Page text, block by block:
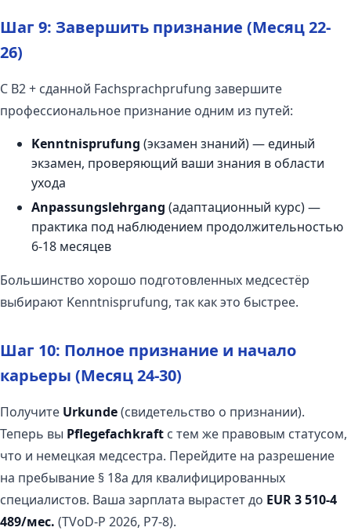
Шаг 9: Завершить признание (Месяц 22-
26)
С B2 + сданной Fachsprachprufung завершите
профессиональное признание одним из путей:
Kenntnisprufung (экзамен знаний) — единый
экзамен, проверяющий ваши знания в области
ухода
Anpassungslehrgang (адаптационный курс) —
практика под наблюдением продолжительностью
6-18 месяцев
Большинство хорошо подготовленных медсестёр
выбирают Kenntnisprufung, так как это быстрее.
Шаг 10: Полное признание и начало
карьеры (Месяц 24-30)
Получите Urkunde(свидетельство о признании).
Теперь вы Pflegefachkraft с тем же правовым статусом,
что и немецкая медсестра. Перейдите на разрешение
на пребывание § 18a для квалифицированных
специалистов. Ваша зарплата вырастет до EUR 3 510-4
489/мес. (TVoD-P 2026, P7-8).